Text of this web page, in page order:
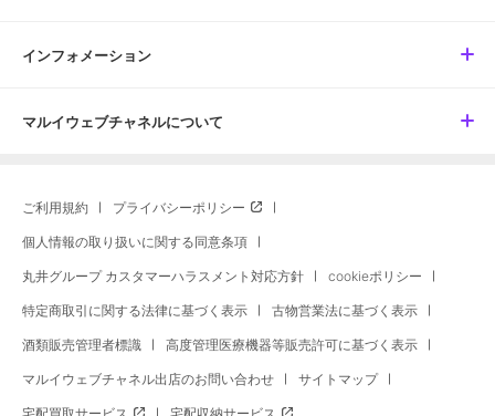
インフォメーション
マルイウェブチャネルについて
ご利用規約 プライバシーポリシー
個人情報の取り扱いに関する同意条項
丸井グループ カスタマーハラスメント対応方針 cookieポリシー
特定商取引に関する法律に基づく表示 古物営業法に基づく表示
酒類販売管理者標識 高度管理医療機器等販売許可に基づく表示
マルイウェブチャネル出店のお問い合わせ サイトマップ